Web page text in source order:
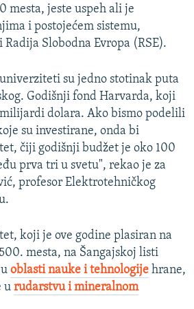
BIH
mesta, jeste uspeh ali je
i postojećem sistemu,
Slobodna Evropa (RSE).
su jedno stotinak puta
Godišnji fond Harvarda, koji
dolara. Ako bismo podelili
su investirane, onda bi
čiji godišnji budžet je oko 100
prva tri u svetu", rekao je za
profesor Elektrotehničkog
koji je ove godine plasiran na
mesta, na Šangajskoj listi
oblasti nauke i tehnologije hrane,
u rudarstvu i mineralnom